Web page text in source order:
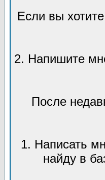
Если вы
2. Напишите
После
1. Написать
найду в